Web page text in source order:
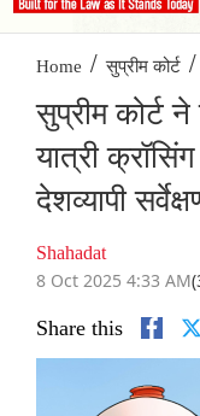
Home / सुप्रीम कोर्ट /
सुप्रीम कोर्ट
यात्री
देशव्यापी
Shahadat
8 Oct 2025 4:33 AM
Share this